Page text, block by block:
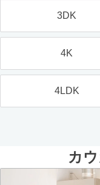
3DK
4K
4LDK
カ